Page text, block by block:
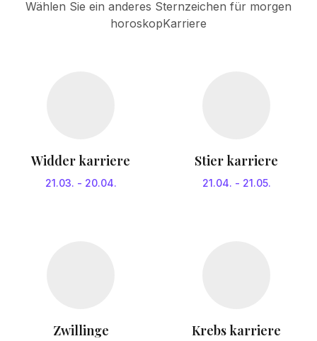
Wählen Sie ein anderes Sternzeichen für morgen
horoskopKarriere
Widder karriere
21.03. - 20.04.
Stier karriere
21.04. - 21.05.
Zwillinge
Krebs karriere